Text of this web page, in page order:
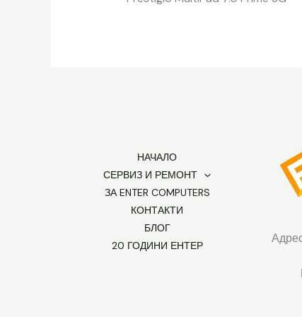
НАЧАЛО
СЕРВИЗ И РЕМОНТ
ЗА ENTER COMPUTERS
КОНТАКТИ
БЛОГ
20 ГОДИНИ ЕНТЕР